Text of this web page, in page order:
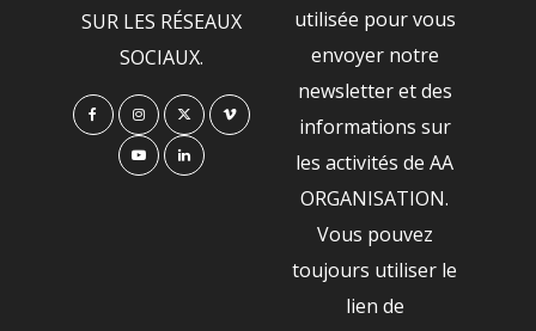
SUR LES RÉSEAUX
SOCIAUX.
utilisée pour vous
envoyer notre
newsletter et des
informations sur
les activités de AA
ORGANISATION.
Vous pouvez
toujours utiliser le
lien de